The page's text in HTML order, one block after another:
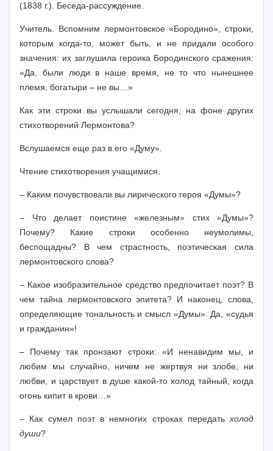
(1838 г.). Беседа-рассуждение.
Учитель.
Вспомним лермонтовское «Бородино», строки,
которым когда-то, может быть, и не придали особого
значения: их заглушила героика Бородинского сражения:
«Да, были люди в наше время, не то что нынешнее
племя, богатыри – не вы…»
Как эти строки вы услышали сегодня, на фоне других
стихотворений Лермонтова?
Вслушаемся еще раз в его «Думу».
Чтение стихотворения учащимися.
– Каким почувствовали вы лирического героя «Думы»?
– Что делает поистине «железным» стих «Думы»?
Почему? Какие строки особенно неумолимы,
беспощадны? В чем страстность, поэтическая сила
лермонтовского слова?
– Какое изобразительное средство предпочитает поэт? В
чем тайна лермонтовского эпитета? И наконец, слова,
определяющие тональность и смысл «Думы». Да, «судья
и гражданин»!
– Почему так пронзают строки: «И ненавидим мы, и
любим мы случайно, ничем не жертвуя ни злобе, ни
любви, и царствует в душе какой-то холод тайный, когда
огонь кипит в крови…»
– Как сумел поэт в немногих строках передать холод
души?